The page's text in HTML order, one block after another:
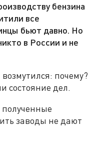
бензина
все
бьют давно. Но
в России и не
почему?
состояние дел.
заводы не дают